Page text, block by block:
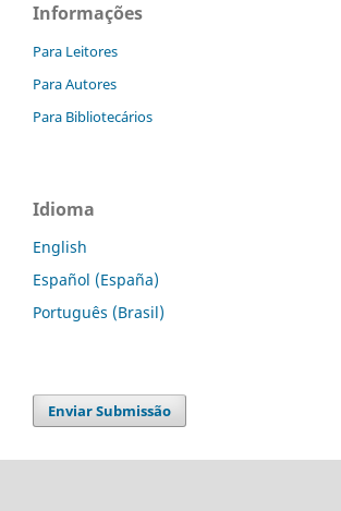
Informações
Para Leitores
Para Autores
Para Bibliotecários
Idioma
English
Español (España)
Português (Brasil)
Enviar Submissão